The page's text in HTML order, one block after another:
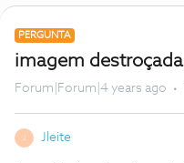
PERGUNTA
imagem destroçada
Forum|Forum|4 years ago
Jleite